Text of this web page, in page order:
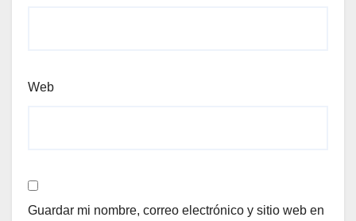
Web
Guardar mi nombre, correo electrónico y sitio web en